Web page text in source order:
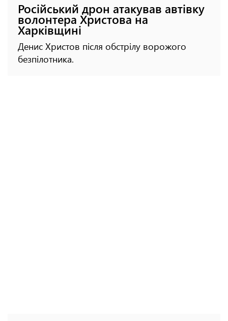
Російський дрон атакував автівку
волонтера Христова на
Харківщині
Денис Христов після обстрілу ворожого
безпілотника.